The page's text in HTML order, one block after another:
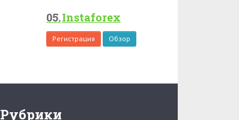
Instaforex
Регистрация Обзор
Рубрики